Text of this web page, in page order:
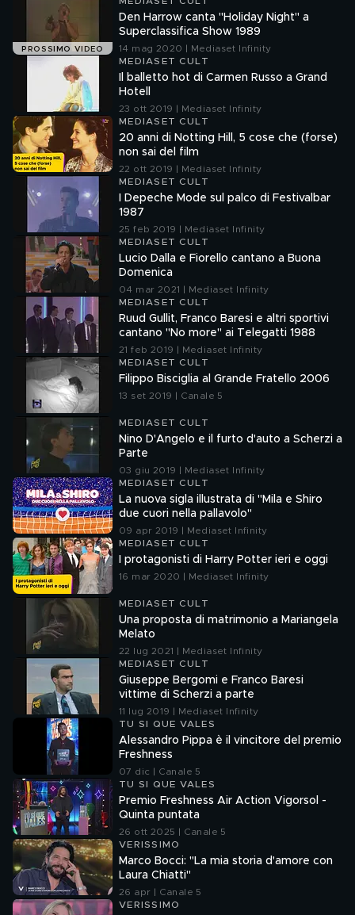
PROSSIMO VIDEO
Den Harrow canta "Holiday Night" a
Superclassifica Show 1989
14 mag 2020 | Mediaset Infinity
MEDIASET CULT
Il balletto hot di Carmen Russo a Grand
Hotell
23 ott 2019 | Mediaset Infinity
MEDIASET CULT
20 anni di Notting Hill, 5 cose che (forse)
non sai del film
22 ott 2019 | Mediaset Infinity
MEDIASET CULT
I Depeche Mode sul palco di Festivalbar
1987
25 feb 2019 | Mediaset Infinity
MEDIASET CULT
Lucio Dalla e Fiorello cantano a Buona
Domenica
04 mar 2021 | Mediaset Infinity
MEDIASET CULT
Ruud Gullit, Franco Baresi e altri sportivi
cantano "No more" ai Telegatti 1988
21 feb 2019 | Mediaset Infinity
MEDIASET CULT
Filippo Bisciglia al Grande Fratello 2006
13 set 2019 | Canale 5
MEDIASET CULT
Nino D'Angelo e il furto d'auto a Scherzi a
Parte
03 giu 2019 | Mediaset Infinity
MEDIASET CULT
La nuova sigla illustrata di "Mila e Shiro
due cuori nella pallavolo"
09 apr 2019 | Mediaset Infinity
MEDIASET CULT
I protagonisti di Harry Potter ieri e oggi
16 mar 2020 | Mediaset Infinity
MEDIASET CULT
Una proposta di matrimonio a Mariangela
Melato
22 lug 2021 | Mediaset Infinity
MEDIASET CULT
Giuseppe Bergomi e Franco Baresi
vittime di Scherzi a parte
11 lug 2019 | Mediaset Infinity
TU SI QUE VALES
Alessandro Pippa è il vincitore del premio
Freshness
07 dic | Canale 5
TU SI QUE VALES
Premio Freshness Air Action Vigorsol -
Quinta puntata
26 ott 2025 | Canale 5
VERISSIMO
Marco Bocci: "La mia storia d'amore con
Laura Chiatti"
26 apr | Canale 5
VERISSIMO